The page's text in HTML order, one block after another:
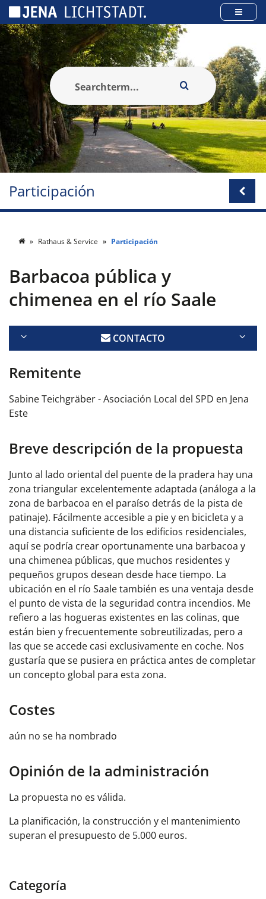
Participación
Rathaus & Service Participación
Barbacoa pública y
chimenea en el río Saale
CONTACTO
Remitente
Sabine Teichgräber - Asociación Local del SPD en Jena
Este
Breve descripción de la propuesta
Junto al lado oriental del puente de la pradera hay una
zona triangular excelentemente adaptada (análoga a la
zona de barbacoa en el paraíso detrás de la pista de
patinaje). Fácilmente accesible a pie y en bicicleta y a
una distancia suficiente de los edificios residenciales,
aquí se podría crear oportunamente una barbacoa y
una chimenea públicas, que muchos residentes y
pequeños grupos desean desde hace tiempo. La
ubicación en el río Saale también es una ventaja desde
el punto de vista de la seguridad contra incendios. Me
refiero a las hogueras existentes en las colinas, que
están bien y frecuentemente sobreutilizadas, pero a
las que se accede casi exclusivamente en coche. Nos
gustaría que se pusiera en práctica antes de completar
un concepto global para esta zona.
Costes
aún no se ha nombrado
Opinión de la administración
La propuesta no es válida.
La planificación, la construcción y el mantenimiento
superan el presupuesto de 5.000 euros.
Categoría
Panel de gestión de cookies